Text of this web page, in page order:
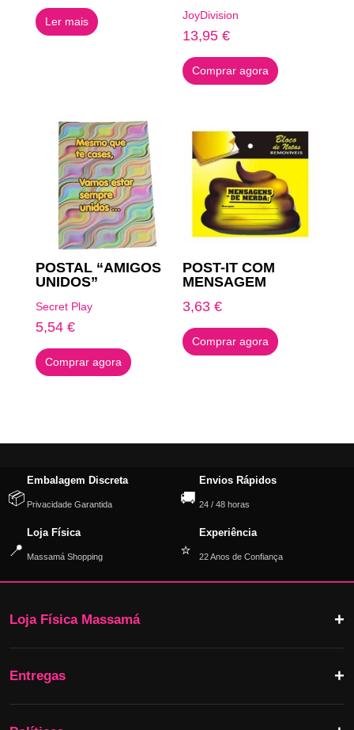
Ler mais JoyDivision
13,95€
Comprar agora
POSTAL “AMIGOS
UNIDOS”
Secret Play
5,54 €
Comprar agora
POST-IT COM
MENSAGEM
3,63€
Comprar agora
📦
Embalagem Discreta
Privacidade Garantida 🚚
Envios Rápidos
24 / 48 horas
📍
Loja Física
Massamá Shopping ⭐
Experiência
22 Anos de Confiança
Loja Física Massamá
Entregas